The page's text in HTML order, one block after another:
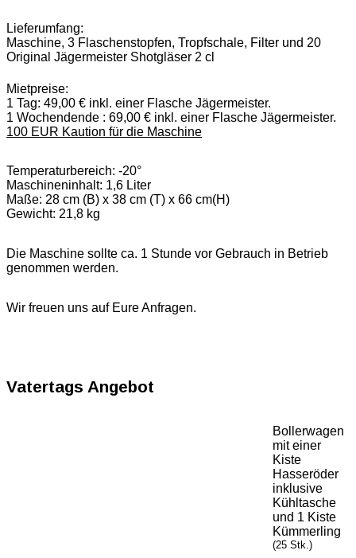
Lieferumfang:
Maschine, 3 Flaschenstopfen, Tropfschale, Filter und 20
Original Jägermeister Shotgläser 2 cl
Mietpreise:
1 Tag: 49,00 € inkl. einer Flasche Jägermeister.
1 Wochendende : 69,00 € inkl. einer Flasche Jägermeister.
100 EUR Kaution für die Maschine
Temperaturbereich: -20°
Maschineninhalt: 1,6 Liter
Maße: 28 cm (B) x 38 cm (T) x 66 cm(H)
Gewicht: 21,8 kg
Die Maschine sollte ca. 1 Stunde vor Gebrauch in Betrieb
genommen werden.
Wir freuen uns auf Eure Anfragen.
Vatertags Angebot
Bollerwagen
mit einer
Kiste
Hasseröder
inklusive
Kühltasche
und 1 Kiste
Kümmerling
(25 Stk.)